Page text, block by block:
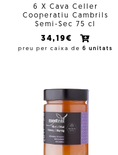
6 X Cava Celler
Cooperatiu Cambrils
Semi-Sec 75 cl
34,19€
preu per caixa de 6 unitats